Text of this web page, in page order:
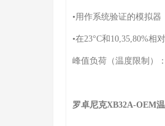
•用作系统验证的模拟器
•在23°C和10,35,80%相
峰值负荷（温度限制）
罗卓尼克XB32A-OEM